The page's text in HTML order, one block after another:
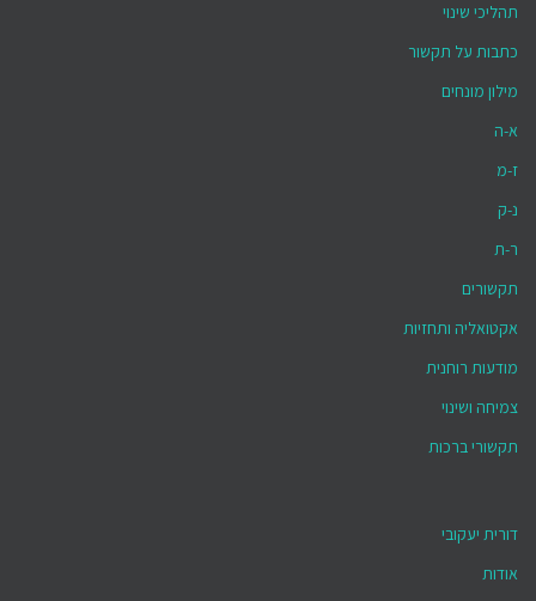
תהליכי שינוי
כתבות על תקשור
מילון מונחים
א-ה
ז-מ
נ-ק
ר-ת
תקשורים
אקטואליה ותחזיות
מודעות רוחנית
צמיחה ושינוי
תקשורי ברכות
דורית יעקובי
אודות